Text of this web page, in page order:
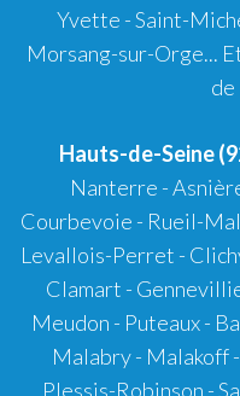
Yvette - Saint-
Morsang-sur-Orge...
de
Hauts-de-Seine
Nanterre -
Courbevoie - Rueil-
Levallois-Perret -
Clamart -
Meudon - Puteaux -
Malabry - Malakoff
Plessis-Robinson -